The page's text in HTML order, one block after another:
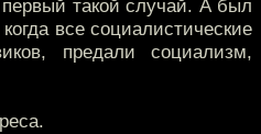
такой случай. А был
все социалистические
предали социализм,